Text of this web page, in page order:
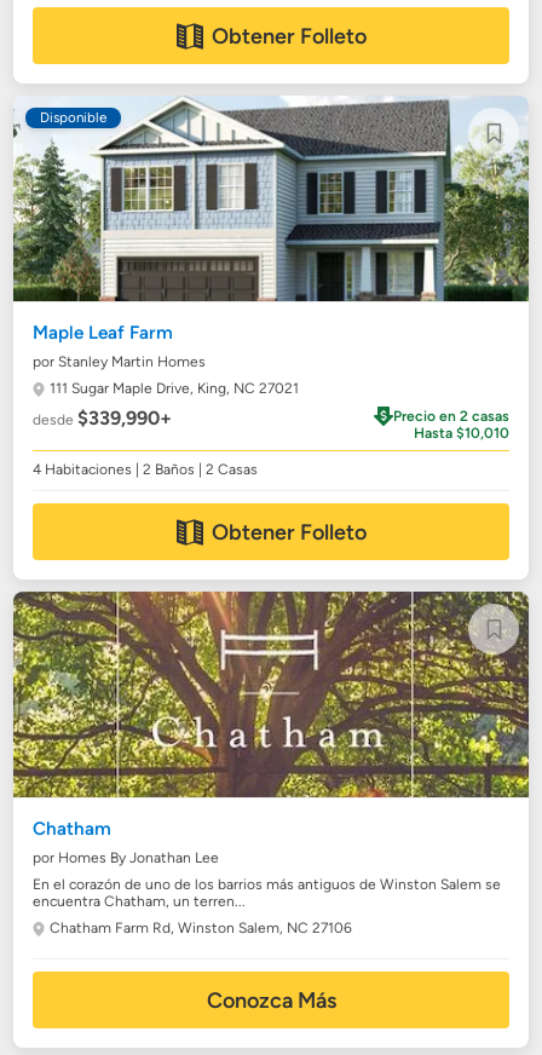
Obtener Folleto
Disponible
Maple Leaf Farm
por Stanley Martin Homes
111 Sugar Maple Drive, King, NC 27021
desde$339,990+
Precio en 2 casas
Hasta $10,010
4 Habitaciones | 2 Baños | 2 Casas
Obtener Folleto
Chatham
por Homes By Jonathan Lee
En el corazón de uno de los barrios más antiguos de Winston Salem se
encuentra Chatham, un terren...
Chatham Farm Rd,Winston Salem, NC 27106
Conozca Más